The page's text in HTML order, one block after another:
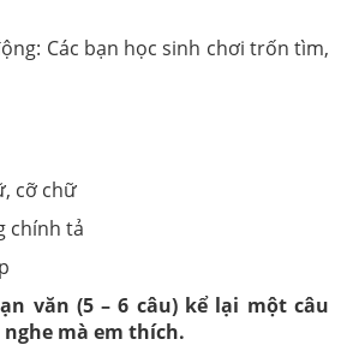
Các bạn học sinh chơi trốn tìm,
cỡ chữ
chính tả
văn (5 – 6 câu) kể lại một câu
mà em thích.